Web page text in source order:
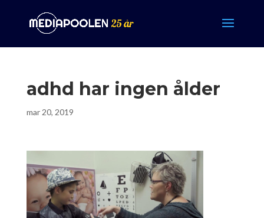
adhd har ingen ålder
mar 20, 2019